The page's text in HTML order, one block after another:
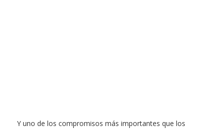
Y uno de los compromisos más importantes que los